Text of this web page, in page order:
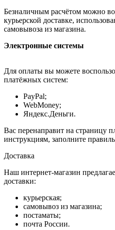
Безналичным расчётом можно
курьерской доставке,
самовывоза из магазина.
Электронные системы
Для оплаты вы можете
платёжных систем:
PayPal;
WebMoney;
Яндекс.Деньги.
Вас перенаправит на страницу
инструкциям, заполните
Доставка
Наш интернет-магазин
доставки:
курьерская;
самовывоз из магазина;
постаматы;
почта России.